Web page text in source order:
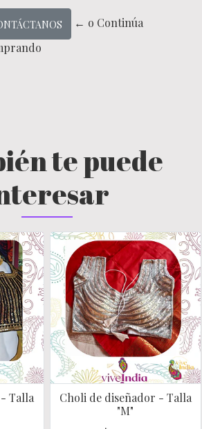
← o Continúa
te puede
Talla
Choli de diseñador - Talla
"M"